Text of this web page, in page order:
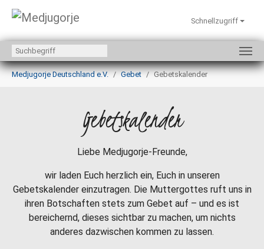
Zum Hauptinhalt springen
Schnellzugriff
Sie sind hier:
Medjugorje Deutschland e.V.
Gebet Gebetskalender
Gebetskalender
Liebe Medjugorje-Freunde,
wir laden Euch herzlich ein, Euch in unseren
Gebetskalender einzutragen. Die Muttergottes ruft uns in
ihren Botschaften stets zum Gebet auf – und es ist
bereichernd, dieses sichtbar zu machen, um nichts
anderes dazwischen kommen zu lassen.